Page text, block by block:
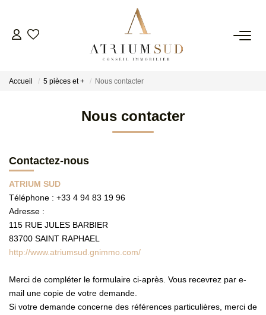
TRANSACTION
GESTION
ESTIMATION
EN
Accueil 5 pièces et + Nous contacter
Nous contacter
Contactez-nous
ATRIUM SUD
Téléphone : +33 4 94 83 19 96
Adresse :
115 RUE JULES BARBIER
83700 SAINT RAPHAEL
http://www.atriumsud.gnimmo.com/
Merci de compléter le formulaire ci-après. Vous recevrez par e-
mail une copie de votre demande.
Si votre demande concerne des références particulières, merci de